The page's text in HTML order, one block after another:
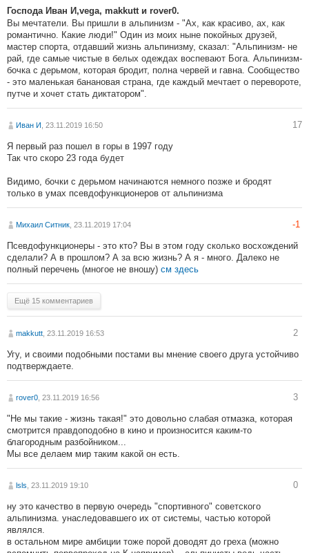
Господа Иван И,vega, makkutt и rover0.
Вы мечтатели. Вы пришли в альпинизм - "Ах, как красиво, ах, как
романтично. Какие люди!" Один из моих ныне покойных друзей,
мастер спорта, отдавший жизнь альпинизму, сказал: "Альпинизм- не
рай, где самые чистые в белых одеждах воспевают Бога. Альпинизм-
бочка с дерьмом, которая бродит, полна червей и гавна. Сообщество
- это маленькая банановая страна, где каждый мечтает о перевороте,
путче и хочет стать диктатором".
Иван И , 23.11.2019 16:50 17
Я первый раз пошел в горы в 1997 году
Так что скоро 23 года будет
Видимо, бочки с дерьмом начинаются немного позже и бродят
только в умах псевдофункционеров от альпинизма
Михаил Ситник , 23.11.2019 17:04 -1
Псевдофункционеры - это кто? Вы в этом году сколько восхождений
сделали? А в прошлом? А за всю жизнь? А я - много. Далеко не
полный перечень (многое не вношу) см здесь
Ещё 15 комментариев
makkutt , 23.11.2019 16:53 2
Угу, и своими подобными постами вы мнение своего друга устойчиво
подтверждаете.
rover0 , 23.11.2019 16:56 3
"Не мы такие - жизнь такая!" это довольно слабая отмазка, которая
смотрится правдоподобно в кино и произносится каким-то
благородным разбойником...
Мы все делаем мир таким какой он есть.
lsls , 23.11.2019 19:10 0
ну это качество в первую очередь "спортивного" советского
альпинизма. унаследовавшего их от системы, частью которой
являлся.
в остальном мире амбиции тоже порой доводят до греха (можно